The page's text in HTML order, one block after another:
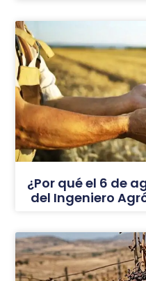
¿Por qué el 6 de
del Ingeniero